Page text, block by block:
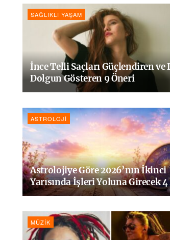
SAĞLIKLI YAŞAM
İnce Telli Saçları Güçlendiren ve
Dolgun Gösteren 9 Öneri
ASTROLOJI
Astrolojiye Göre 2026’nın İkinci
Yarısında İşleri Yoluna Girecek
MÜZIK